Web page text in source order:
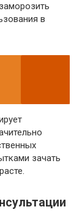
в
зачать